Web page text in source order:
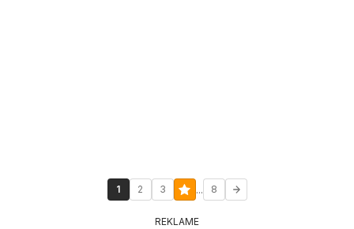
1 2 3 ... 8
REKLAME